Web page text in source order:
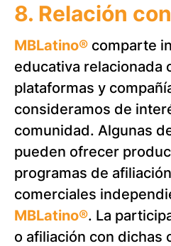
8. Relación
MBLatino® comparte
educativa relacionada
plataformas y
consideramos de
comunidad. Algunas
pueden ofrecer
programas de
comerciales
MBLatino®. La
o afiliación con dichas